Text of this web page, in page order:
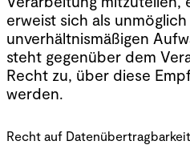
erweist sich als
unverhältnismäßigen
steht gegenüber dem
Recht zu, über diese
werden.
Recht auf Datenübertragbarkeit